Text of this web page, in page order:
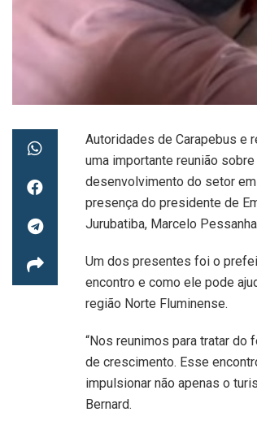
Autoridades de Carapebus e
uma importante reunião
desenvolvimento do setor
presença do presidente de
Jurubatiba, Marcelo
Um dos presentes foi o
encontro e como ele pode
região Norte Fluminense.
“Nos reunimos para tratar
de crescimento. Esse
impulsionar não apenas o
Bernard.